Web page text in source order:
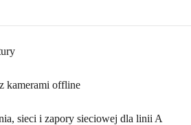
kamerami offline
sieci i zapory sieciowej dla linii A